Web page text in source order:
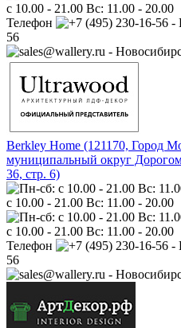
с 10.00 - 21.00 Вс: 11.00 - 20.00
Телефон
56
Berkley Home (121170, Город
муниципальный округ
36, стр. 6)
с 10.00 - 21.00 Вс: 11.00 - 20.00
с 10.00 - 21.00 Вс: 11.00 - 20.00
Телефон
56